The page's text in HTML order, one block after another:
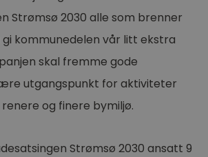
Strømsø 2030 alle som brenner
kommunedelen vår litt ekstra
skal fremme gode
utgangspunkt for aktiviteter
og finere bymiljø.
Strømsø 2030 ansatt 9